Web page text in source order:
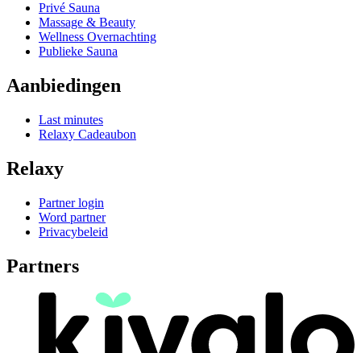
Privé Sauna
Massage & Beauty
Wellness Overnachting
Publieke Sauna
Aanbiedingen
Last minutes
Relaxy Cadeaubon
Relaxy
Partner login
Word partner
Privacybeleid
Partners